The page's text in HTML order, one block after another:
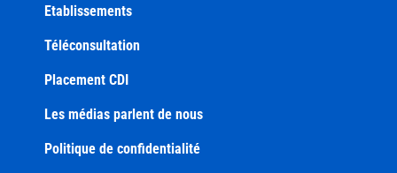
Etablissements
Téléconsultation
Placement CDI
Les médias parlent de nous
Politique de confidentialité